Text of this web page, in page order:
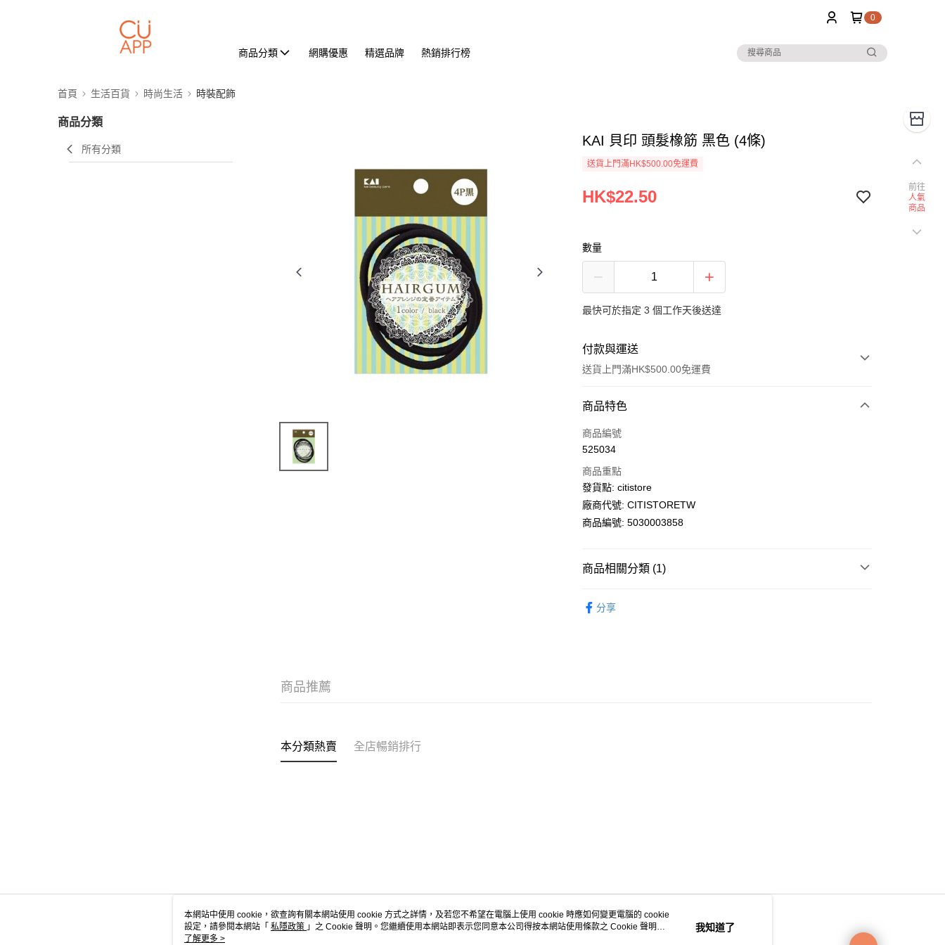
0
商品分類 網購優惠 精選品牌 熱銷排行榜
首頁 生活百貨 時尚生活 時裝配飾
商品分類
所有分類
KAI 貝印 頭髮橡筋 黑色 (4條)
送貨上門滿HK$500.00免運費
HK$22.50
數量
最快可於指定 3 個工作天後送達
付款與運送
送貨上門滿HK$500.00免運費
付款方式
信用卡
PayMe
WeChat Pay
每筆HK$100.00，滿HK$500.00或以上免運費
商品特色
商品編號
525034
商品重點
發貨點: citistore
廠商代號: CITISTORETW
商品編號: 5030003858
商品相關分類 (1)
分享
商品推薦
本分類熱賣 全店暢銷排行
關於我們 客戶服務
前往
人氣
商品
本網站中使用 cookie，欲查詢有關本網站使用 cookie 方式之詳情，及若您不希望在電腦上使用 cookie 時應如何變更電腦的 cookie
設定，請參閱本網站「 私隱政策 」之 Cookie 聲明。您繼續使用本網站即表示您同意本公司得按本網站使用條款之 Cookie 聲明使
用 cookie。
了解更多 >
我知道了